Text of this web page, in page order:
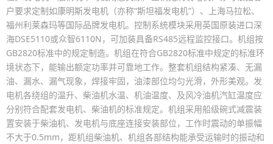
户要求定制如康明斯发电机（亦称“斯坦福发电机”）、上海马拉松、
福州利莱森玛等国际品牌发电机。控制系统模块采用英国原装进口深
海DSE5110或众智6110N，可加装具备RS485远程监控接口。机组按
GB2820标准中的规定制造。机组在符合GB2820标准中规定的标准环
境状态下，能输出额定功率并可靠地工作。整套机组结构紧凑、无漏
油、漏水、漏气现象，焊接牢固，油漆部位均匀光滑，外形美观。发
电机各绕组的温升、柴油机水温、机油温度、及风冷油机汽缸温度应
分别符合配套发电机、柴油机的标准规定。机组采用船级碗式减震装
置安装于柴油机、发电机与底座连接安装部位，工作时震动的单振幅
不大于0.5mm，距机组柴油机、机组各部结构能承受运输时的振动和